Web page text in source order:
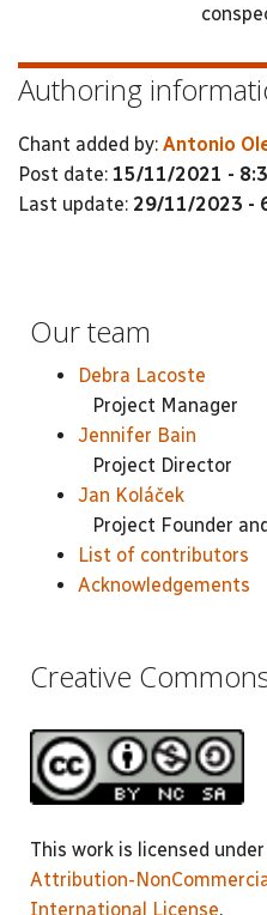
Authoring
Chant added by: Antonio
Post date: 15/11/2021 -
Last update: 29/11/2023 -
Our team
Debra Lacoste
Project Manager
Jennifer Bain
Project Director
Jan Koláček
Project Founder
List of contributors
Acknowledgements
Creative
This work is licensed under
Attribution-
International License.